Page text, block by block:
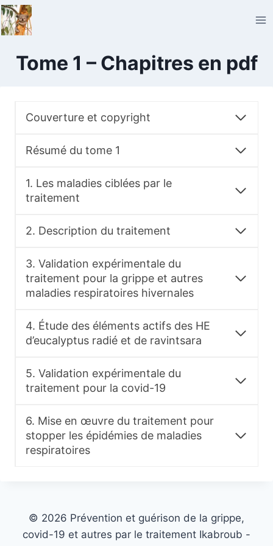
Aller
au
Tome 1 – Chapitres en pdf
Couverture et copyright
Résumé du tome 1
1. Les maladies ciblées par le
traitement
2. Description du traitement
3. Validation expérimentale du
traitement pour la grippe et autres
maladies respiratoires hivernales
4. Étude des éléments actifs des HE
d’eucalyptus radié et de ravintsara
5. Validation expérimentale du
traitement pour la covid-19
6. Mise en œuvre du traitement pour
stopper les épidémies de maladies
respiratoires
© 2026 Prévention et guérison de la grippe,
covid-19 et autres par le traitement Ikabroub -